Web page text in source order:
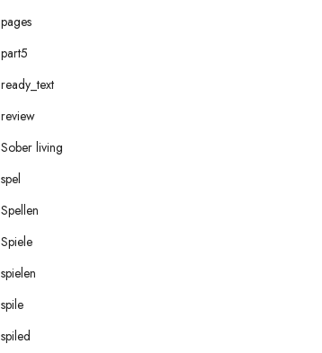
pages
part5
ready_text
review
Sober living
spel
Spellen
Spiele
spielen
spile
spiled